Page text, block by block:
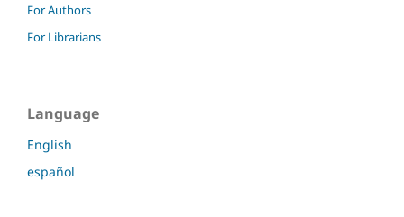
For Authors
For Librarians
Language
English
español